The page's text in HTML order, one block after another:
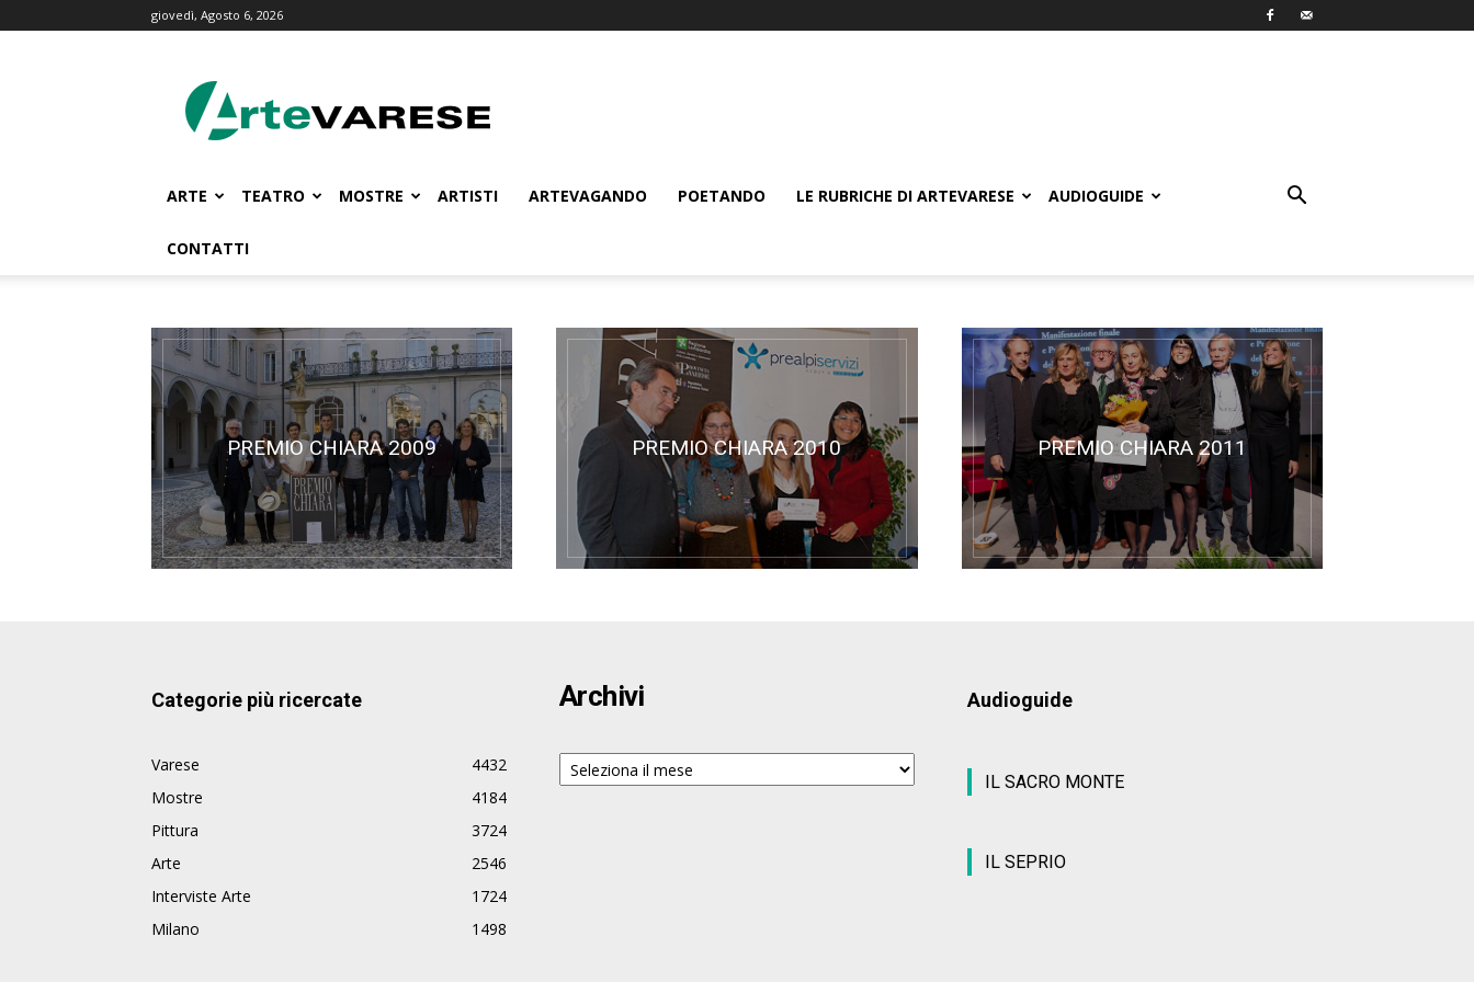
giovedì, Agosto 6, 2026
ARTE TEATRO MOSTRE ARTISTI ARTEVAGANDO POETANDO LE RUBRICHE DI ARTEVARESE AUDIOGUIDE
CONTATTI
PREMIO CHIARA 2009 PREMIO CHIARA 2010 PREMIO CHIARA 2011
Categorie più ricercate
Varese
4432
Mostre
4184
Pittura
3724
Arte
2546
Interviste Arte
1724
Milano
1498
Archivi
Archivi
Audioguide
IL SACRO MONTE
IL SEPRIO